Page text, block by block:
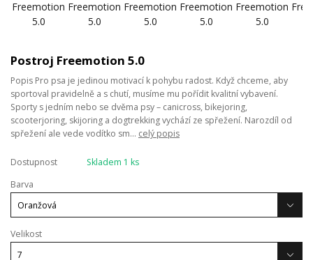
Postroj Freemotion 5.0
Popis Pro psa je jedinou motivací k pohybu radost. Když chceme, aby
sportoval pravidelně a s chutí, musíme mu pořídit kvalitní vybavení.
Sporty s jedním nebo se dvěma psy – canicross, bikejoring,
scooterjoring, skijoring a dogtrekking vychází ze spřežení. Narozdíl od
spřežení ale vede vodítko sm... celý popis
Dostupnost
Skladem 1 ks
Barva
Velikost